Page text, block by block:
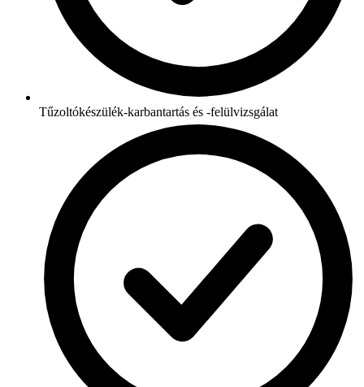
Tűzoltókészülék-karbantartás és -felülvizsgálat